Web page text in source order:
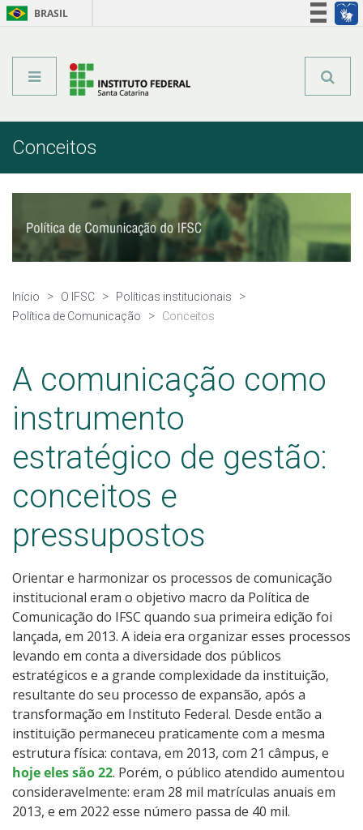
BRASIL
Conceitos
Início O IFSC
Políticas institucionais
Política de Comunicação
Conceitos
A comunicação como
instrumento
estratégico de gestão:
conceitos e
pressupostos
Orientar e harmonizar os processos de comunicação
institucional eram o objetivo macro da Política de
Comunicação do IFSC quando sua primeira edição foi
lançada, em 2013. A ideia era organizar esses processos
levando em conta a diversidade dos públicos
estratégicos e a grande complexidade da instituição,
resultante do seu processo de expansão, após a
transformação em Instituto Federal. Desde então a
instituição permaneceu praticamente com a mesma
estrutura física: contava, em 2013, com 21 câmpus, e
hoje eles são 22. Porém, o público atendido aumentou
consideravelmente: eram 28 mil matrículas anuais em
2013, e em 2022 esse número passa de 40 mil.